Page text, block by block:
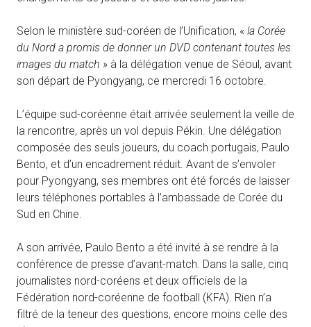
Selon le ministère sud-coréen de l’Unification, « la Corée
du Nord a promis de donner un DVD contenant toutes les
images du match » à la délégation venue de Séoul, avant
son départ de Pyongyang, ce mercredi 16 octobre.
L’équipe sud-coréenne était arrivée seulement la veille de
la rencontre, après un vol depuis Pékin. Une délégation
composée des seuls joueurs, du coach portugais, Paulo
Bento, et d’un encadrement réduit. Avant de s’envoler
pour Pyongyang, ses membres ont été forcés de laisser
leurs téléphones portables à l’ambassade de Corée du
Sud en Chine.
A son arrivée, Paulo Bento a été invité à se rendre à la
conférence de presse d’avant-match. Dans la salle, cinq
journalistes nord-coréens et deux officiels de la
Fédération nord-coréenne de football (KFA). Rien n’a
filtré de la teneur des questions, encore moins celle des